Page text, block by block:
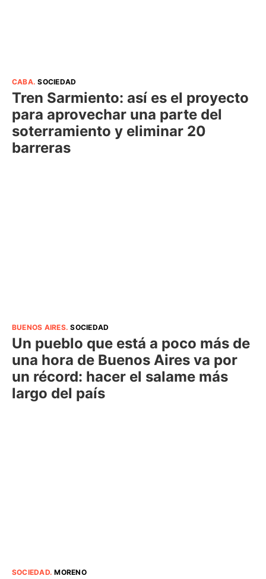
CABA.SOCIEDAD
Tren Sarmiento: así es el proyecto
para aprovechar una parte del
soterramiento y eliminar 20
barreras
BUENOS AIRES.SOCIEDAD
Un pueblo que está a poco más de
una hora de Buenos Aires va por
un récord: hacer el salame más
largo del país
SOCIEDAD.MORENO